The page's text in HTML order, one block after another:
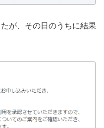
が、その日のうちに結果